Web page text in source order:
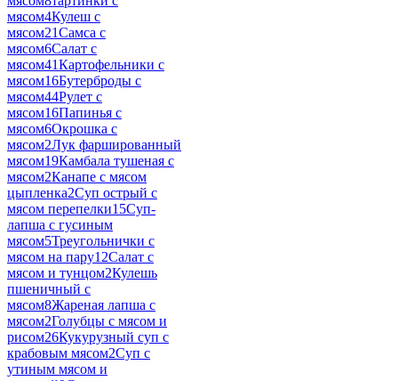
мясом4Кулеш с
мясом21Самса с
мясом6Салат с
мясом41Картофельники с
мясом16Бутерброды с
мясом44Рулет с
мясом16Папинья с
мясом6Окрошка с
мясом2Лук фаршированный
мясом19Камбала тушеная с
мясом2Канапе с мясом
цыпленка2Суп острый с
мясом перепелки15Суп-
лапша с гусиным
мясом5Треугольнички с
мясом на пару12Салат с
мясом и тунцом2Кулешь
пшеничный с
мясом8Жареная лапша с
мясом2Голубцы с мясом и
рисом26Кукурузный суп с
крабовым мясом2Суп с
утиным мясом и